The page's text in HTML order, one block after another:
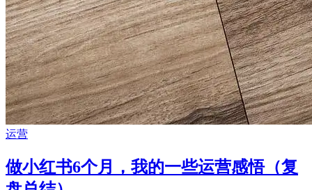
运营
做小红书6个月，我的一些运营感悟（复